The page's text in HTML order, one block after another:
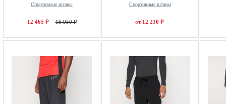
Спортивные штаны
12 465 ₽ 16 950 ₽
Спортивные штаны
от 12 230 ₽